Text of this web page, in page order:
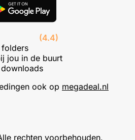
(4.4)
jou in de buurt
ook op megadeal.nl
rechten voorbehouden.